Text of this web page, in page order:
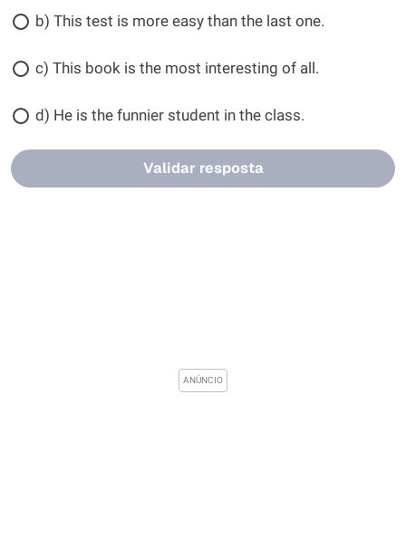
b) This test is more easy than the last one.
c) This book is the most interesting of all.
d) He is the funnier student in the class.
Validar resposta